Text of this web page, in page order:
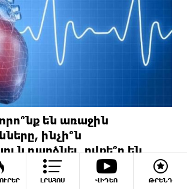
ԼՐԱՀՈՍ ՎԻԴԵՈ ԹՐԵՆԴ
են առաջին
ինչի՞ն
դարձնել, ովքե՞ր են